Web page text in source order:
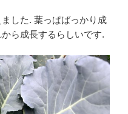
した. 葉っぱばっかり成
ら成長するらしいです.